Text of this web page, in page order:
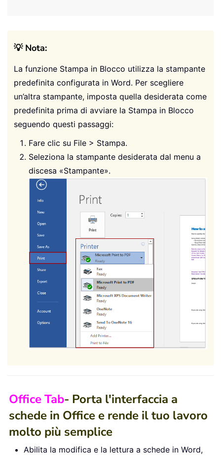
💡 Nota:
La funzione Stampa in Blocco utilizza la stampante
predefinita configurata in Word. Per scegliere
un’altra stampante, imposta quella desiderata come
predefinita prima di avviare la Stampa in Blocco
seguendo questi passaggi:
Fare clic su File > Stampa.
Seleziona la stampante desiderata dal menu a
discesa «Stampante».
Office Tab- Porta l'interfaccia a
schede in Office e rende il tuo lavoro
molto più semplice
Abilita la modifica e la lettura a schede in Word,